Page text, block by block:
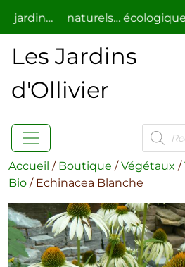
naturels… écologiques…
Les Jardins
d'Ollivier
de
Accueil / Boutique /Végétaux /
Bio / Echinacea Blanche